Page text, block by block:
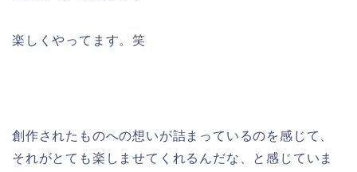
楽しくやってます。笑
創作されたものへの想いが詰まっているのを感じて、
それがとても楽しませてくれるんだな、と感じていま